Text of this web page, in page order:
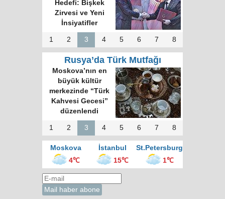
Hedefi: Bişkek
Zirvesi ve Yeni
İnsiyatifler
1 2 3 4 5 6 7 8
Rusya’da Türk Mutfağı
Moskova’nın en
büyük kültür
merkezinde “Türk
Kahvesi Gecesi”
düzenlendi
1 2 3 4 5 6 7 8
Moskova İstanbul
St.Petersburg
4℃
15℃ 1℃